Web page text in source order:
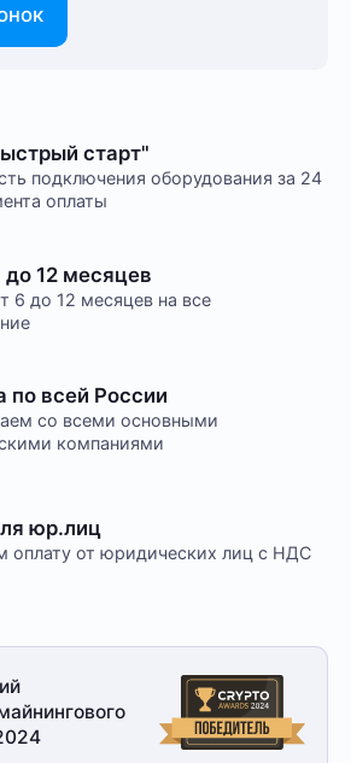
старт"
подключения оборудования за 24
оплаты
до 12 месяцев
6 до 12 месяцев на все
по всей России
со всеми основными
компаниями
юр.лиц
оплату от юридических лиц с НДС